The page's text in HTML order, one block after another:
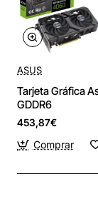
ASUS
Tarjeta Gráfica
GDDR6
453,87€
Comprar